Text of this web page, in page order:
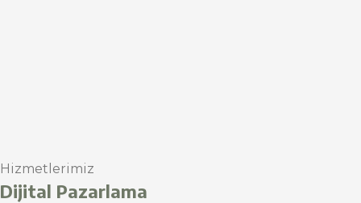
Hizmetlerimiz
Dijital Pazarlama